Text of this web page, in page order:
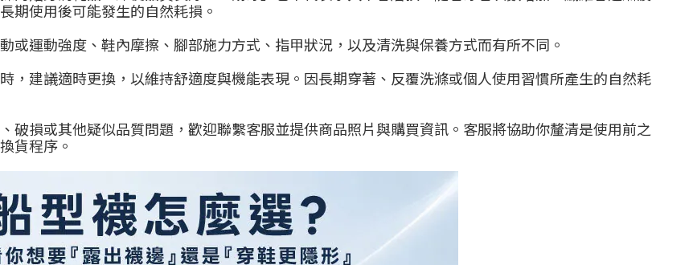
期使用後可能發生的自然耗損。
或運動強度、鞋內摩擦、腳部施力方式、指甲狀況，以及清洗與保養方式而有所不同。
，建議適時更換，以維持舒適度與機能表現。因長期穿著、反覆洗滌或個人使用習慣所產生的自然耗
破損或其他疑似品質問題，歡迎聯繫客服並提供商品照片與購買資訊。客服將協助你釐清是使用前之
貨程序。